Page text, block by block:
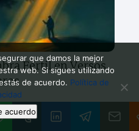
Fértil en Versos
que damos la mejor
web. Si sigues utilizando
de acuerdo. Política de
acuerdo